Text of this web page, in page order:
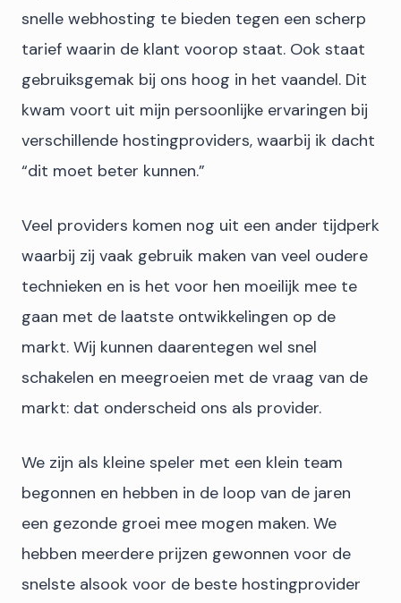
snelle webhosting te bieden tegen een scherp
tarief waarin de klant voorop staat. Ook staat
gebruiksgemak bij ons hoog in het vaandel. Dit
kwam voort uit mijn persoonlijke ervaringen bij
verschillende hostingproviders, waarbij ik dacht
“dit moet beter kunnen.”
Veel providers komen nog uit een ander tijdperk
waarbij zij vaak gebruik maken van veel oudere
technieken en is het voor hen moeilijk mee te
gaan met de laatste ontwikkelingen op de
markt. Wij kunnen daarentegen wel snel
schakelen en meegroeien met de vraag van de
markt: dat onderscheid ons als provider.
We zijn als kleine speler met een klein team
begonnen en hebben in de loop van de jaren
een gezonde groei mee mogen maken. We
hebben meerdere prijzen gewonnen voor de
snelste alsook voor de beste hostingprovider